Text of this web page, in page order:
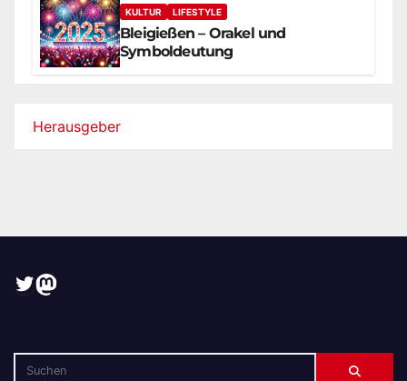
KULTUR LIFESTYLE
Bleigießen – Orakel und
Symboldeutung
Herausgeber
Twitter
Mastodon